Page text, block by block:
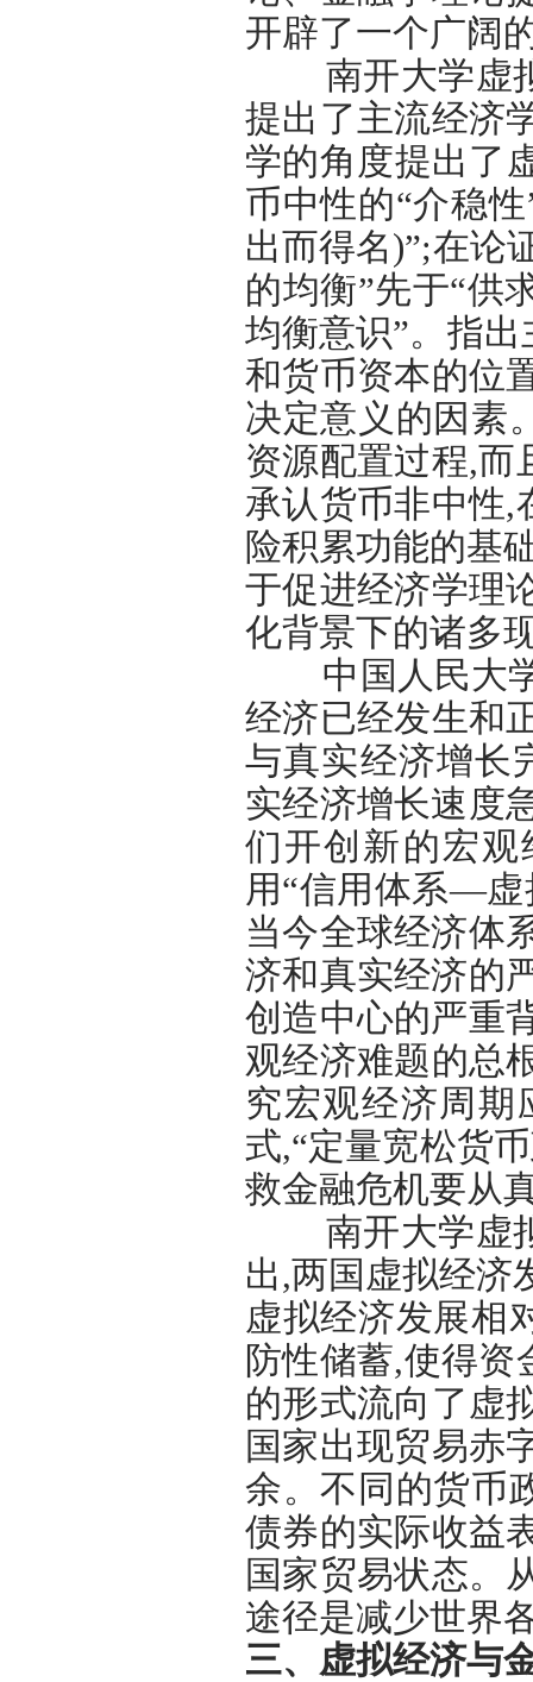
开辟了一个广阔
南开大学虚拟
提出了主流经济
学的角度提出了
币中性的“介稳
出而得名)”;在论
的均衡”先于“供
均衡意识”。指
和货币资本的位
决定意义的因素
资源配置过程,而
承认货币非中性,
险积累功能的基
于促进经济学理
化背景下的诸多
中国人民大学
经济已经发生和
与真实经济增长
实经济增长速度
们开创新的宏
用“信用体系—
当今全球经济体
济和真实经济的
创造中心的严重
观经济难题的总
究宏观经济周期
式,“定量宽松货
救金融危机要从
南开大学虚拟
出,两国虚拟经济
虚拟经济发展相
防性储蓄,使得
的形式流向了虚
国家出现贸易赤
余。不同的货币
债券的实际收益
国家贸易状态。
途径是减少世界
三、虚拟经济与